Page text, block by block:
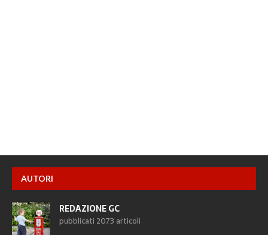
AUTORI
REDAZIONE GC
pubblicati 2073 articoli